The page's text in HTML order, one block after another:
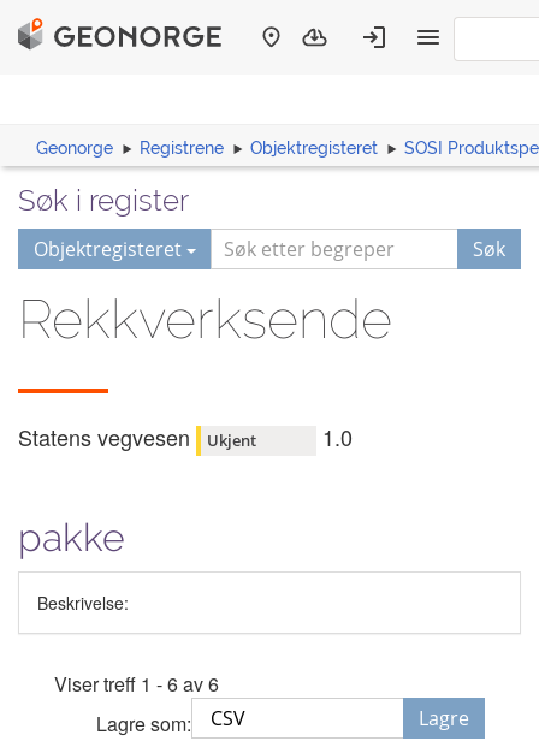
Geonorge Registrene Objektregisteret SOSI
Søk i register
Objektregisteret Søk
Rekkverksende
Statens vegvesen Ukjent 1.0
pakke
Beskrivelse:
Viser treff 1 - 6 av 6
Lagre som:
Lagre